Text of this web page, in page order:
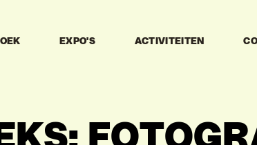
EXPO'S ACTIVITEITEN